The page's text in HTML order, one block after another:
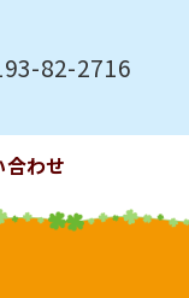
82-2716
わせ